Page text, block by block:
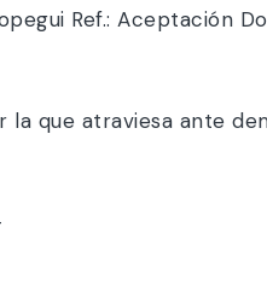
Ref.: Aceptación
que atraviesa ante